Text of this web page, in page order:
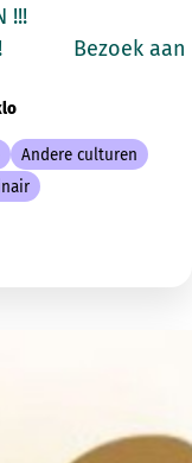
!!!
aan
Andere culturen